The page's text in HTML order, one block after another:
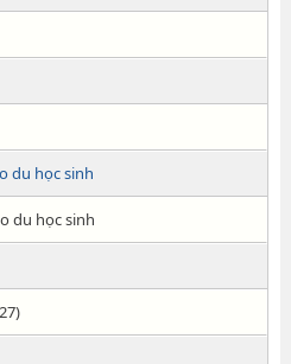
du học sinh
du học sinh